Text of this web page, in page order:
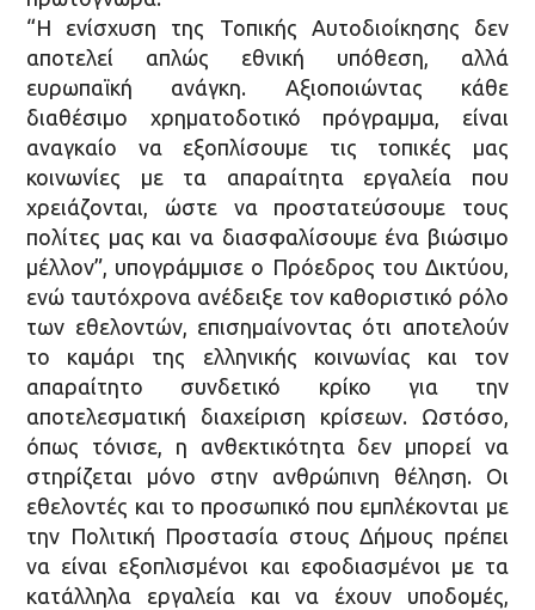
“Η ενίσχυση της Τοπικής Αυτοδιοίκησης δεν
αποτελεί απλώς εθνική υπόθεση, αλλά
ευρωπαϊκή ανάγκη. Αξιοποιώντας κάθε
διαθέσιμο χρηματοδοτικό πρόγραμμα, είναι
αναγκαίο να εξοπλίσουμε τις τοπικές μας
κοινωνίες με τα απαραίτητα εργαλεία που
χρειάζονται, ώστε να προστατεύσουμε τους
πολίτες μας και να διασφαλίσουμε ένα βιώσιμο
μέλλον”, υπογράμμισε ο Πρόεδρος του Δικτύου,
ενώ ταυτόχρονα ανέδειξε τον καθοριστικό ρόλο
των εθελοντών, επισημαίνοντας ότι αποτελούν
το καμάρι της ελληνικής κοινωνίας και τον
απαραίτητο συνδετικό κρίκο για την
αποτελεσματική διαχείριση κρίσεων. Ωστόσο,
όπως τόνισε, η ανθεκτικότητα δεν μπορεί να
στηρίζεται μόνο στην ανθρώπινη θέληση. Οι
εθελοντές και το προσωπικό που εμπλέκονται με
την Πολιτική Προστασία στους Δήμους πρέπει
να είναι εξοπλισμένοι και εφοδιασμένοι με τα
κατάλληλα εργαλεία και να έχουν υποδομές,